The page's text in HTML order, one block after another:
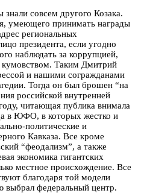
совсем другого Козака.
умеющего принимать награды
региональных
президента, если угодно
наблюдать за коррупцией,
кумовством. Таким Дмитрий
и нашими согражданами
Тогда он был брошен “на
российской внутренней
читающая публика внимала
в ЮФО, в которых жестко и
политические и
Кавказа. Все кроме
“феодализм”, а также
экономика гигантских
местное происхождение. Все
благодаря той модели
выбрал федеральный центр.